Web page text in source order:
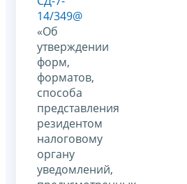
14/349@
«Об
утверждении
форм,
форматов,
способа
представления
резидентом
налоговому
органу
уведомлений,